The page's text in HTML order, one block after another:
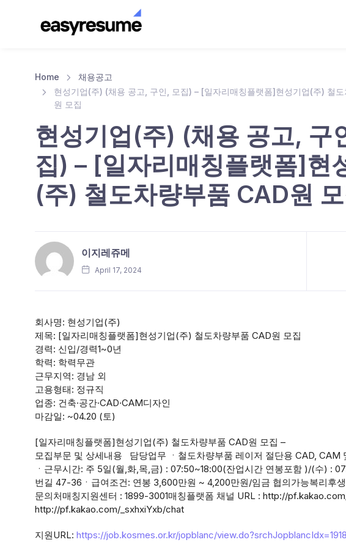
Home
채용공고
현성기업(주) (채용 공고, 구인, 모집) – [일자리매칭플랫폼]현성기업(주) 철도
원 모집
현성기업(주) (채용 공고, 구
집) – [일자리매칭플랫폼]현
(주) 철도차량부품 CAD원
이지레쥬메
April 17, 2024
회사명: 현성기업(주)
제목: [일자리매칭플랫폼]현성기업(주) 철도차량부품 CAD원 모집
경력: 신입/경력1~0년
학력: 학력무관
근무지역: 경남 외
고용형태: 정규직
업종: 건축·공간·CAD·CAM디자인
마감일: ~04.20 (토)
[일자리매칭플랫폼]현성기업(주) 철도차량부품 CAD원 모집 –
모집부문 및 상세내용 담당업무 ㆍ철도차량부품 레이저 절단용 CAD, CAM
ㆍ근무시간: 주 5일(월,화,목,금) : 07:50~18:00(잔업시간 연봉포함 )/(수) :
번길 47-36ㆍ급여조건: 연봉 3,600만원 ~ 4,200만원/임금 협의가능복리후
문의처매칭지원센터 : 1899-3001매칭플랫폼 채널 URL : http://
http://pf.kakao.com/_sxhxiYxb/chat
지원URL: https://job.kosmes.or.kr/jopblanc/